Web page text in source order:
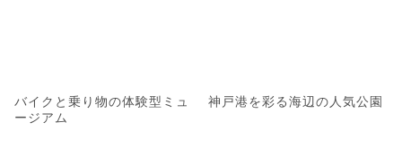
バイクと乗り物の体験型ミュ
ージアム
神戸港を彩る海辺の人気公園